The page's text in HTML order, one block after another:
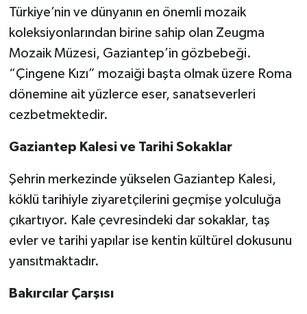
Türkiye’nin ve dünyanın en önemli mozaik
koleksiyonlarından birine sahip olan Zeugma
Mozaik Müzesi, Gaziantep’in gözbebeği.
“Çingene Kızı” mozaiği başta olmak üzere Roma
dönemine ait yüzlerce eser, sanatseverleri
cezbetmektedir.
Gaziantep Kalesi ve Tarihi Sokaklar
Şehrin merkezinde yükselen Gaziantep Kalesi,
köklü tarihiyle ziyaretçilerini geçmişe yolculuğa
çıkartıyor. Kale çevresindeki dar sokaklar, taş
evler ve tarihi yapılar ise kentin kültürel dokusunu
yansıtmaktadır.
Bakırcılar Çarşısı
Yemek